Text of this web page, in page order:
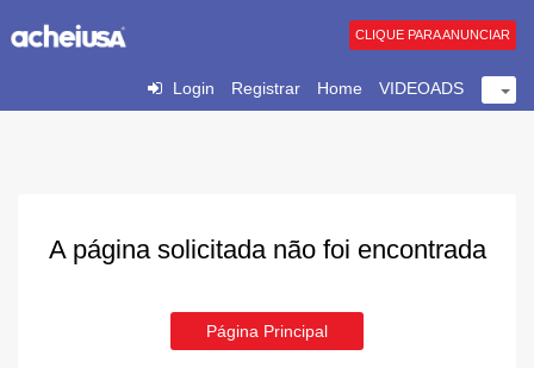
Login Registrar Home VIDEOADS
CLIQUE PARA ANUNCIAR
A página solicitada não foi encontrada
Página Principal